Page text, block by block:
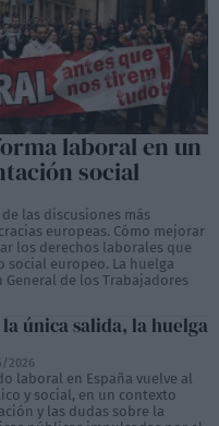
laboral en un
social
las discusiones más
europeas. Cómo mejorar
los derechos laborales que
social europeo. La huelga
de los Trabajadores
única salida, la huelga
2026
laboral en España vuelve al
y social, en un contexto
y las dudas sobre la